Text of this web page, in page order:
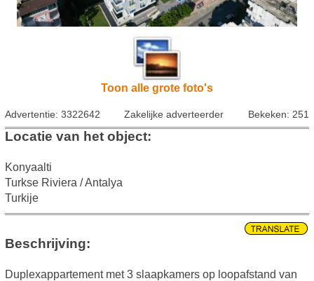
Toon alle grote foto's
Advertentie: 3322642 Zakelijke adverteerder Bekeken: 251
Locatie van het object:
Konyaalti
Turkse Riviera / Antalya
Turkije
Beschrijving:
Duplexappartement met 3 slaapkamers op loopafstand van